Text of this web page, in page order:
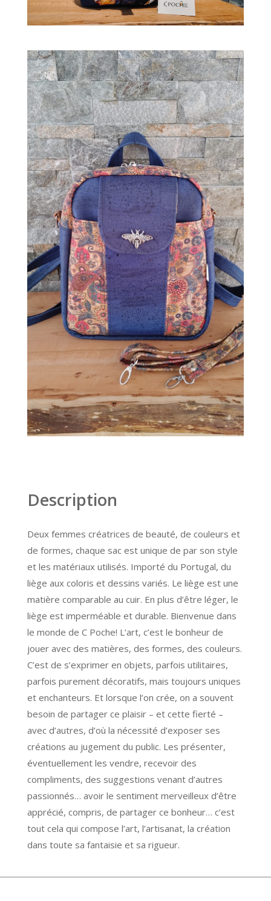
Description
Deux femmes créatrices de beauté, de couleurs et
de formes, chaque sac est unique de par son style
et les matériaux utilisés. Importé du Portugal, du
liège aux coloris et dessins variés. Le liège est une
matière comparable au cuir. En plus d’être léger, le
liège est imperméable et durable. Bienvenue dans
le monde de C Poche! L’art, c’est le bonheur de
jouer avec des matières, des formes, des couleurs.
C’est de s’exprimer en objets, parfois utilitaires,
parfois purement décoratifs, mais toujours uniques
et enchanteurs. Et lorsque l’on crée, on a souvent
besoin de partager ce plaisir – et cette fierté –
avec d’autres, d’où la nécessité d’exposer ses
créations au jugement du public. Les présenter,
éventuellement les vendre, recevoir des
compliments, des suggestions venant d’autres
passionnés… avoir le sentiment merveilleux d’être
apprécié, compris, de partager ce bonheur… c’est
tout cela qui compose l’art, l’artisanat, la création
dans toute sa fantaisie et sa rigueur.